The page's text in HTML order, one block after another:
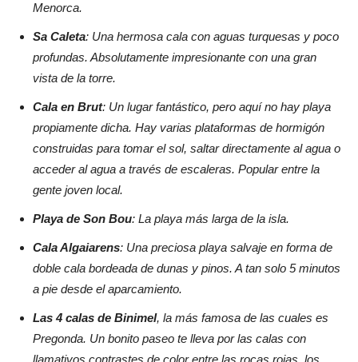
Menorca.
Sa Caleta: Una hermosa cala con aguas turquesas y poco
profundas. Absolutamente impresionante con una gran
vista de la torre.
Cala en Brut: Un lugar fantástico, pero aquí no hay playa
propiamente dicha. Hay varias plataformas de hormigón
construidas para tomar el sol, saltar directamente al agua o
acceder al agua a través de escaleras. Popular entre la
gente joven local.
Playa de Son Bou: La playa más larga de la isla.
Cala Algaiarens: Una preciosa playa salvaje en forma de
doble cala bordeada de dunas y pinos. A tan solo 5 minutos
a pie desde el aparcamiento.
Las 4 calas de Binimel, la más famosa de las cuales es
Pregonda. Un bonito paseo te lleva por las calas con
llamativos contrastes de color entre las rocas rojas, los